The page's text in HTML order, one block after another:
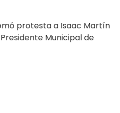
protesta a Isaac Martín
Municipal de